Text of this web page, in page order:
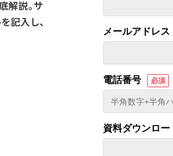
解説。サ
記入し、